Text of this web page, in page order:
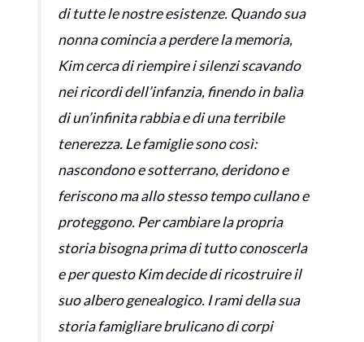
di tutte le nostre esistenze. Quando sua
nonna comincia a perdere la memoria,
Kim cerca di riempire i silenzi scavando
nei ricordi dell’infanzia, finendo in balìa
di un’infinita rabbia e di una terribile
tenerezza. Le famiglie sono così:
nascondono e sotterrano, deridono e
feriscono ma allo stesso tempo cullano e
proteggono. Per cambiare la propria
storia bisogna prima di tutto conoscerla
e per questo Kim decide di ricostruire il
suo albero genealogico. I rami della sua
storia famigliare brulicano di corpi